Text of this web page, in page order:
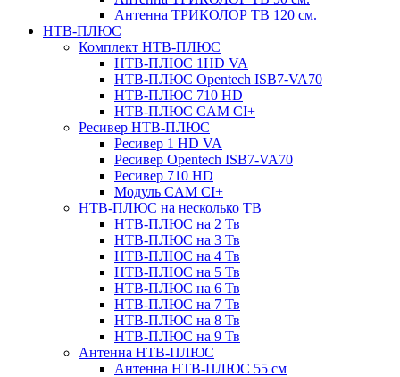
Антенна ТРИКОЛОР ТВ 120 см.
НТВ-ПЛЮС
Комплект НТВ-ПЛЮС
НТВ-ПЛЮС 1HD VA
НТВ-ПЛЮС Opentech ISB7-VA70
НТВ-ПЛЮС 710 HD
НТВ-ПЛЮС CAM CI+
Ресивер НТВ-ПЛЮС
Ресивер 1 HD VA
Ресивер Opentech ISB7-VA70
Ресивер 710 HD
Модуль CAM CI+
НТВ-ПЛЮС на несколько ТВ
НТВ-ПЛЮС на 2 Тв
НТВ-ПЛЮС на 3 Тв
НТВ-ПЛЮС на 4 Тв
НТВ-ПЛЮС на 5 Тв
НТВ-ПЛЮС на 6 Тв
НТВ-ПЛЮС на 7 Тв
НТВ-ПЛЮС на 8 Тв
НТВ-ПЛЮС на 9 Тв
Антенна НТВ-ПЛЮС
Антенна НТВ-ПЛЮС 55 см